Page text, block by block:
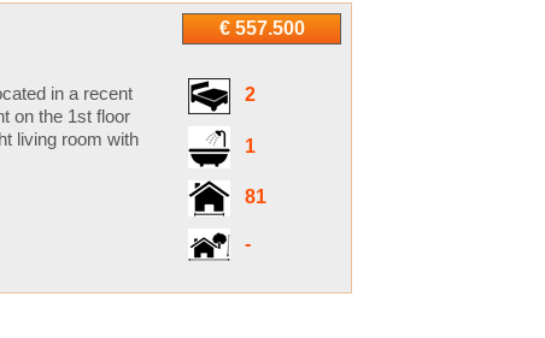
€ 557.500
2
1
81
-
in a recent
on the 1st floor
living room with